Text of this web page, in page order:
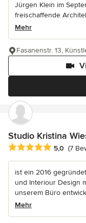
Jürgen Klein im
freischaffende
Mehr
Fasanenstr. 13,
Studio Kristina
Durchschnittliche
5,0 (7
ist ein 2016
und Interiour Design
unserem Büro
Mehr